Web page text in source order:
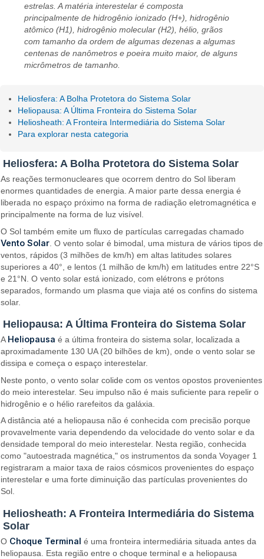
estrelas. A matéria interestelar é composta
principalmente de hidrogênio ionizado (H+), hidrogênio
atômico (H1), hidrogênio molecular (H2), hélio, grãos
com tamanho da ordem de algumas dezenas a algumas
centenas de nanômetros e poeira muito maior, de alguns
micrômetros de tamanho.
Heliosfera: A Bolha Protetora do Sistema Solar
Heliopausa: A Última Fronteira do Sistema Solar
Heliosheath: A Fronteira Intermediária do Sistema Solar
Para explorar nesta categoria
Heliosfera: A Bolha Protetora do Sistema Solar
As reações termonucleares que ocorrem dentro do Sol liberam
enormes quantidades de energia. A maior parte dessa energia é
liberada no espaço próximo na forma de radiação eletromagnética e
principalmente na forma de luz visível.
O Sol também emite um fluxo de partículas carregadas chamado
Vento Solar . O vento solar é bimodal, uma mistura de vários tipos de
ventos, rápidos (3 milhões de km/h) em altas latitudes solares
superiores a 40°, e lentos (1 milhão de km/h) em latitudes entre 22°S
e 21°N. O vento solar está ionizado, com elétrons e prótons
separados, formando um plasma que viaja até os confins do sistema
solar.
Heliopausa: A Última Fronteira do Sistema Solar
A Heliopausa é a última fronteira do sistema solar, localizada a
aproximadamente 130 UA (20 bilhões de km), onde o vento solar se
dissipa e começa o espaço interestelar.
Neste ponto, o vento solar colide com os ventos opostos provenientes
do meio interestelar. Seu impulso não é mais suficiente para repelir o
hidrogênio e o hélio rarefeitos da galáxia.
A distância até a heliopausa não é conhecida com precisão porque
provavelmente varia dependendo da velocidade do vento solar e da
densidade temporal do meio interestelar. Nesta região, conhecida
como "autoestrada magnética," os instrumentos da sonda Voyager 1
registraram a maior taxa de raios cósmicos provenientes do espaço
interestelar e uma forte diminuição das partículas provenientes do
Sol.
Heliosheath: A Fronteira Intermediária do Sistema
Solar
O Choque Terminal é uma fronteira intermediária situada antes da
heliopausa. Esta região entre o choque terminal e a heliopausa